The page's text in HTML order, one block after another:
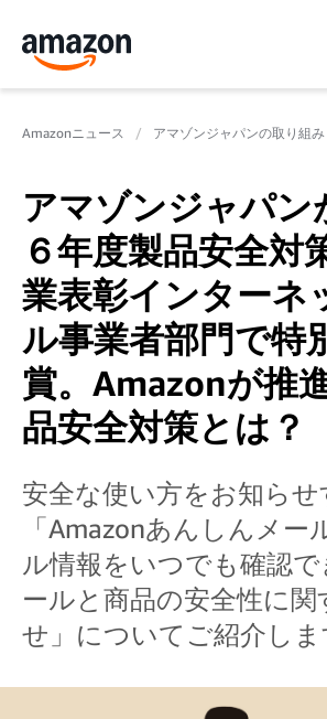
Amazonニュース アマゾンジャパンの取り組み
アマゾンジャパン
６年度製品安全対
業表彰インターネ
ル事業者部門で特
賞。Amazonが推
品安全対策とは？
安全な使い方をお知らせ
「Amazonあんしんメー
ル情報をいつでも確認で
ールと商品の安全性に関
せ」についてご紹介しま